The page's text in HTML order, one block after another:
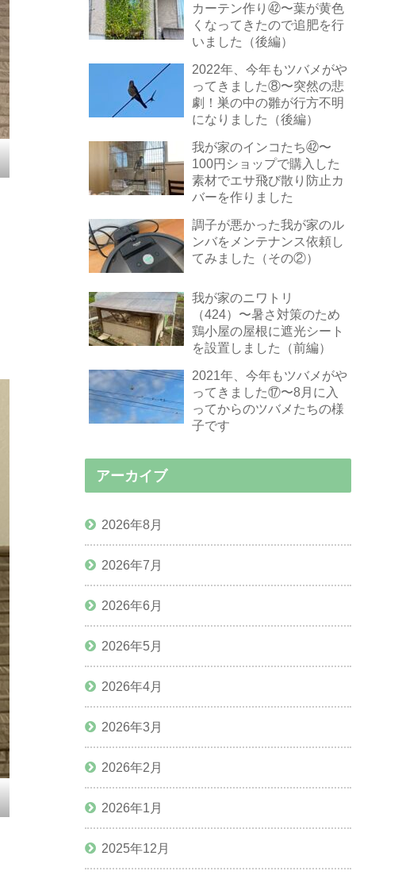
カーテン作り㊷〜葉が黄色
くなってきたので追肥を行
いました（後編）
2022年、今年もツバメがや
ってきました⑧〜突然の悲
劇！巣の中の雛が行方不明
になりました（後編）
我が家のインコたち㊷〜
100円ショップで購入した
素材でエサ飛び散り防止カ
バーを作りました
調子が悪かった我が家のル
ンバをメンテナンス依頼し
てみました（その②）
我が家のニワトリ
（424）〜暑さ対策のため
鶏小屋の屋根に遮光シート
を設置しました（前編）
2021年、今年もツバメがや
ってきました⑰〜8月に入
ってからのツバメたちの様
子です
アーカイブ
2026年8月
2026年7月
2026年6月
2026年5月
2026年4月
2026年3月
2026年2月
2026年1月
2025年12月